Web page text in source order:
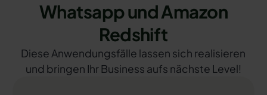
Whatsapp und Amazon
Redshift
Diese Anwendungsfälle lassen sich realisieren
und bringen Ihr Business aufs nächste Level!